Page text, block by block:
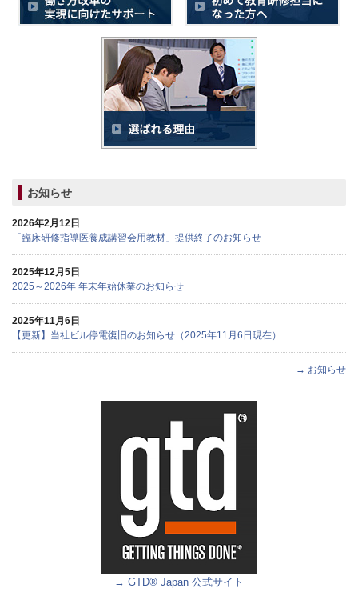
お知らせ
2026年2月12日
「臨床研修指導医養成講習会用教材」提供終了のお知らせ
2025年12月5日
2025～2026年 年末年始休業のお知らせ
2025年11月6日
【更新】当社ビル停電復旧のお知らせ（2025年11月6日現在）
→ お知らせ
→ GTD® Japan 公式サイト